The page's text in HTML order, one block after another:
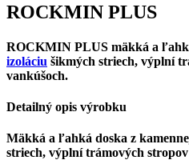
ROCKMIN PLUS
ROCKMIN PLUS mäkká a
izoláciu šikmých striech, výplní
vankúšoch.
Detailný opis výrobku
Mäkká a ľahká doska z
striech, výplní trámových